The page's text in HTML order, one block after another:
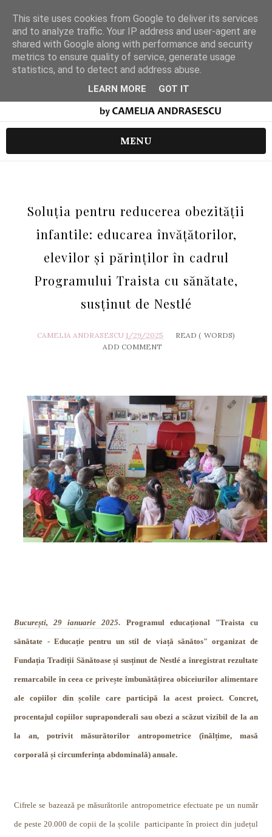
MENU
Soluția pentru reducerea obezității
infantile: educarea învățătorilor,
elevilor și părinților în cadrul
Programului Traista cu sănătate,
susținut de Nestlé
CAMELIA ANDRASESCU 1/29/2025 READ ( WORDS)
ADD COMMENT
București, 29 ianuarie 2025. Programul educațional "Traista cu
sănătate - Educație pentru un stil de viață sănătos" organizat de
Fundația Tradiții Sănătoase și susținut de Nestlé a înregistrat rezultate
remarcabile în ceea ce privește îmbunătățirea obiceiurilor alimentare
ale copiilor din școlile care participă la acest proiect. Concret,
procentajul copiilor supraponderali sau obezi a scăzut vizibil de la an
la an, potrivit măsurătorilor antropometrice (înălțime, masă
corporală și circumferința abdominală) anuale.
Cifrele se bazează pe măsurătorile antropometrice efectuate pe un număr
de peste 20.000 de copii de la școlile participante în proiect din județul
This site uses cookies from Google to deliver its services
and to analyze traffic. Your IP address and user-agent are
shared with Google along with performance and security
metrics to ensure quality of service, generate usage
statistics, and to detect and address abuse.
LEARN MORE GOT IT